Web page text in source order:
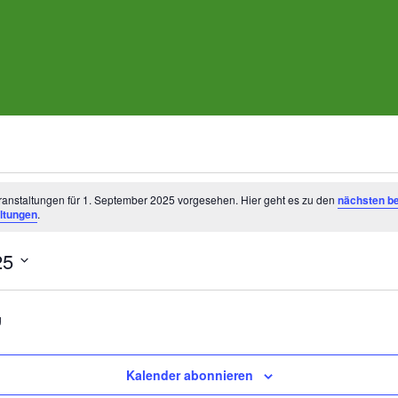
für 1. September 2025 vorgesehen. Hier geht es zu dennächsten
.
Kalender abonnieren